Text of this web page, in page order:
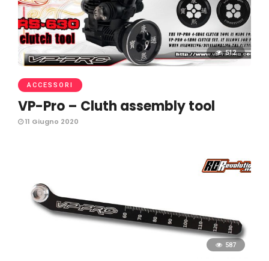
512
ACCESSORI
VP-Pro – Cluth assembly tool
11 Giugno 2020
587